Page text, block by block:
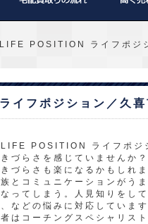
POSITION ライフポジ
フポジション／久喜
POSITION ライフポジ
づらさを感じていませんか
づらさも楽になるかもしれま
とコミュニケーションがう
ってしまう。人見知りをし
などの悩みに対応しています
はコーチングスペシャリス